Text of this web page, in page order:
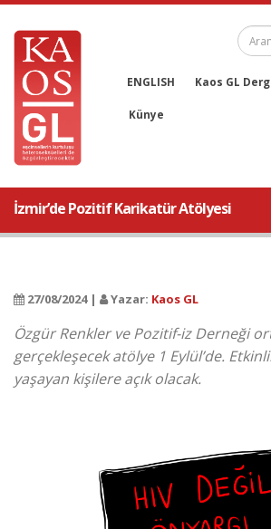
ENGLISH Kaos GL
Künye
İzmir’de Pozitif Karikatür Atölyesi
27/08/2024 | Yazar: Kaos GL
Özgür Renkler ve Pozitif-iz Derneği
gerçekleşecek atölye 1 Eylül’de.
yaşayan kişilere açık olacak.